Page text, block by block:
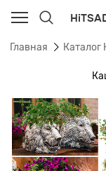
Главная Каталог